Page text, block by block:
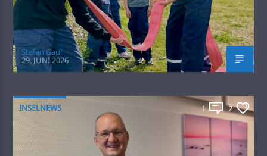
Stefan Gaul
29. JUNI 2026
INSELNEWS 1 2